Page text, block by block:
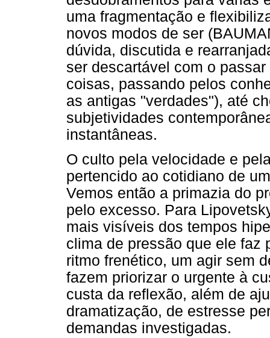
uma fragmentação e
novos modos de ser
dúvida, discutida e
ser descartável com o
coisas, passando pelos
as antigas "verdades"), até
subjetividades
instantâneas.
O culto pela velocidade e
pertencido ao cotidiano de
Vemos então a primazia do
pelo excesso. Para
mais visíveis dos tempos
clima de pressão que ele faz
ritmo frenético, um agir sem
fazem priorizar o urgente à
custa da reflexão, além de
dramatização, de estresse
demandas investigadas.